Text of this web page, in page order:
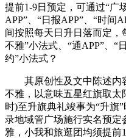
提前1-9日预定，可通过“广
APP”、“日报APP”、“时间
间按照每天日升日落而定，
不雅”小法式、“通APP”、“
约”小法式？
其原创性及文中陈述内
不雅，以意味五星红旗取太
时)至升旗典礼竣事为“升旗
录地域管广场施行实名预定
雅，小我和旅逛团均须提前